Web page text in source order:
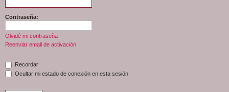
Contraseña:
Olvidé mi contraseña
Reenviar email de activación
Recordar
Ocultar mi estado de conexión en esta sesión